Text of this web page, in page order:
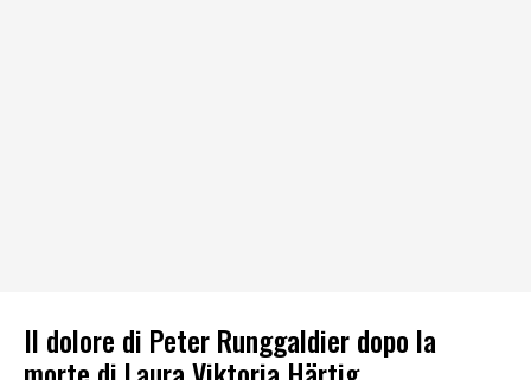
Il dolore di Peter Runggaldier dopo la